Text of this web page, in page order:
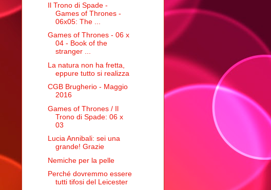
Il Trono di Spade -
Games of Thrones -
06x05: The ...
Games of Thrones - 06 x
04 - Book of the
stranger ...
La natura non ha fretta,
eppure tutto si realizza
CGB Brugherio - Maggio
2016
Games of Thrones / Il
Trono di Spade: 06 x
03
Lucia Annibali: sei una
grande! Grazie
Nemiche per la pelle
Perché dovremmo essere
tutti tifosi del Leicester